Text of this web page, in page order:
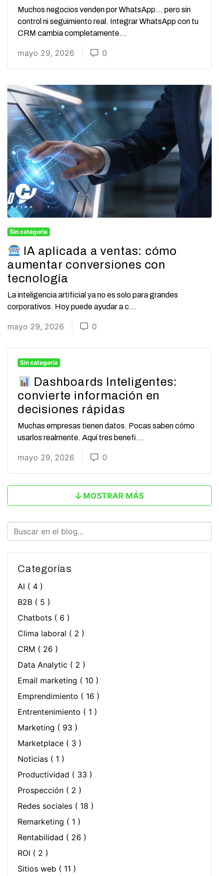
Muchos negocios venden por WhatsApp… pero sin
control ni seguimiento real. Integrar WhatsApp con tu
CRM cambia completamente...
mayo 29, 2026 0
Sin categoría
IA aplicada a ventas: cómo
aumentar conversiones con
tecnología
La inteligencia artificial ya no es solo para grandes
corporativos. Hoy puede ayudar a c...
mayo 29, 2026 0
Sin categoría
Dashboards Inteligentes:
convierte información en
decisiones rápidas
Muchas empresas tienen datos. Pocas saben cómo
usarlos realmente. Aquí tres benefi...
mayo 29, 2026 0
MOSTRAR MÁS
Categorías
AI ( 4 )
B2B ( 5 )
Chatbots ( 6 )
Clima laboral ( 2 )
CRM ( 26 )
Data Analytic ( 2 )
Email marketing ( 10 )
Emprendimiento ( 16 )
Entrentenimiento ( 1 )
Marketing ( 93 )
Marketplace ( 3 )
Noticias ( 1 )
Productividad ( 33 )
Prospección ( 2 )
Redes sociales ( 18 )
Remarketing ( 1 )
Rentabilidad ( 26 )
ROI ( 2 )
Sitios web ( 11 )